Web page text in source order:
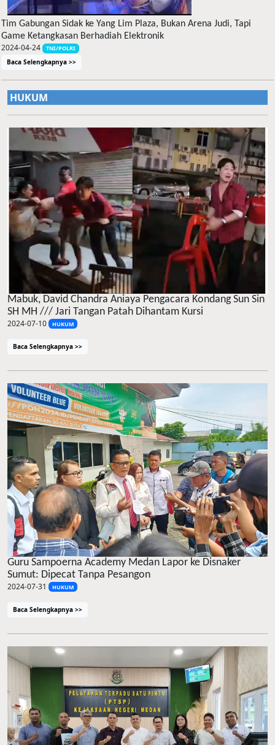
Tim Gabungan Sidak ke Yang Lim Plaza, Bukan Arena Judi, Tapi
Game Ketangkasan Berhadiah Elektronik
2024-04-24 TNI/POLRI
Baca Selengkapnya >>
HUKUM
Mabuk, David Chandra Aniaya Pengacara Kondang Sun Sin
SH MH /// Jari Tangan Patah Dihantam Kursi
2024-07-10 HUKUM
Baca Selengkapnya >>
Guru Sampoerna Academy Medan Lapor ke Disnaker
Sumut: Dipecat Tanpa Pesangon
2024-07-31 HUKUM
Baca Selengkapnya >>